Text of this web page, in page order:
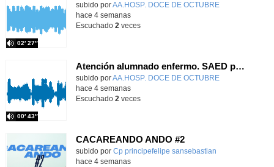
Contenido educativo.
subido porAA.HOSP. DOCE DE OCTUBRE
02′ 27″
-
hace 4 semanas
Escuchado 2 veces
Atención alumnado enfermo. SAED primaria. Ana Gómez Fernández
Contenido educativo.
subido porAA.HOSP. DOCE DE OCTUBRE
00′ 43″
-
hace 4 semanas
Escuchado 2 veces
CACAREANDO ANDO #2
subido por Cp principefelipe sansebastian
hace 4 semanas